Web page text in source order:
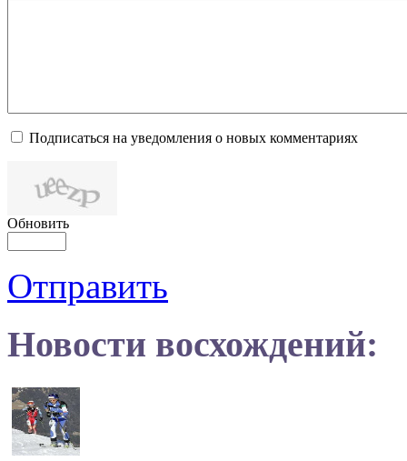
Подписаться на уведомления о новых комментариях
Обновить
Отправить
Новости восхождений: